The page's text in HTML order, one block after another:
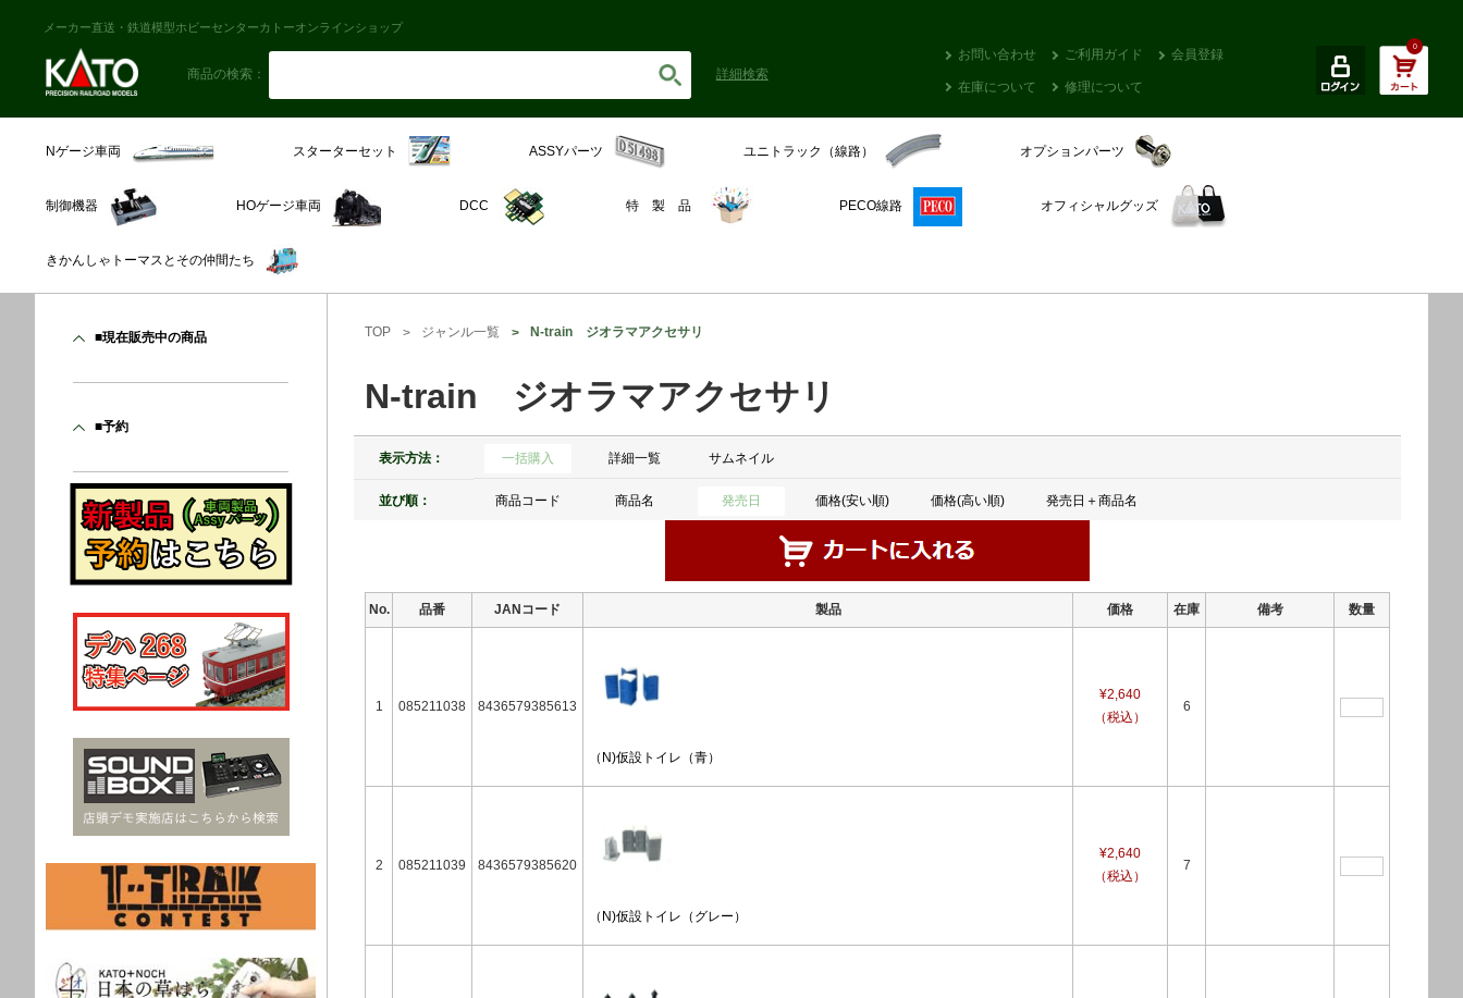
メーカー直送・鉄道模型ホビーセンターカトーオンラインショップ
商品の検索： 詳細検索
お問い合わせ ご利用ガイド 会員登録
在庫について 修理について
0
Nゲージ車両 スターターセット ASSYパーツ ユニトラック（線路） オプションパーツ
制御機器 HOゲージ車両 DCC 特 製 品 PECO線路 オフィシャルグッズ
きかんしゃトーマスとその仲間たち
TOP ジャンル一覧 N-train ジオラマアクセサリ
N-train ジオラマアクセサリ
表示方法： 一括購入 詳細一覧 サムネイル
並び順： 商品コード 商品名 発売日 価格(安い順) 価格(高い順) 発売日＋商品名
No. 品番 JANコード 製品 価格 在庫 備考 数量
1 085211038 8436579385613
（N)仮設トイレ（青）
¥2,640
（税込）
6
2 085211039 8436579385620
（N)仮設トイレ（グレー）
¥2,640
（税込）
7
■現在販売中の商品
■予約